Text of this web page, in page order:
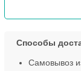
Способы
Самовывоз